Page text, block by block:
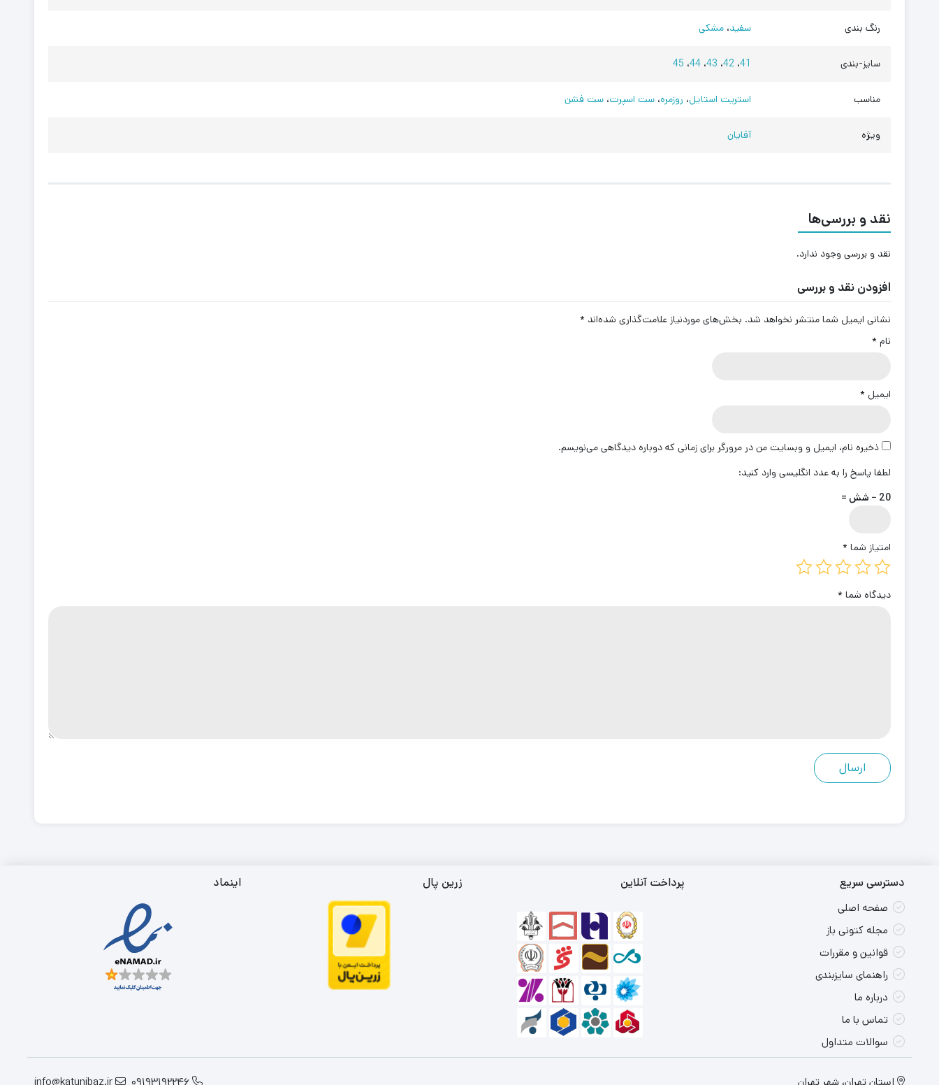
رنگ بندی سفید، مشکی
سایز-بندی 41، 42، 43، 44، 45
مناسب استریت استایل، روزمره، ست اسپرت، ست فشن
ویژه آقایان
نقد و بررسی‌ها
نقد و بررسی وجود ندارد.
افزودن نقد و بررسی
نشانی ایمیل شما منتشر نخواهد شد. بخش‌های موردنیاز علامت‌گذاری شده‌اند *
نام *
ایمیل *
ذخیره نام، ایمیل و وبسایت من در مرورگر برای زمانی که دوباره دیدگاهی می‌نویسم.
لطفا پاسخ را به عدد انگلیسی وارد کنید:
20 − شش =
امتیاز شما *
دیدگاه شما *
دسترسی سریع
صفحه اصلی
مجله کتونی باز
قوانین و مقررات
راهنمای سایزبندی
درباره ما
تماس با ما
سوالات متداول
پرداخت آنلاین زرین پال اینماد
استان تهران، شهر تهران 09193192246
info@katunibaz.ir